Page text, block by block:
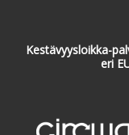
Kestävyysloikka-
eri